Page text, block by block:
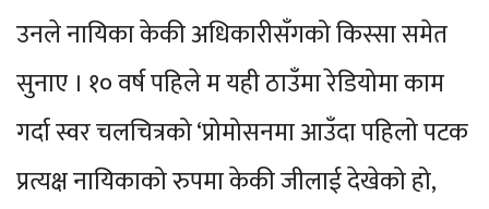
उनले नायिका केकी अधिकारीसँगको किस्सा समेत
सुनाए । १० वर्ष पहिले म यही ठाउँमा रेडियोमा काम
गर्दा स्वर चलचित्रको ‘प्रोमोसनमा आउँदा पहिलो पटक
प्रत्यक्ष नायिकाको रुपमा केकी जीलाई देखेको हो,